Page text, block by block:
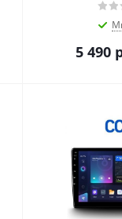
5 490